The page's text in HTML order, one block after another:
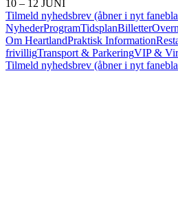
10 – 12 JUNI
Tilmeld nyhedsbrev (åbner i nyt
NyhederProgramTidsplanBilletter
Om HeartlandPraktisk Information
frivilligTransport & ParkeringVIP &
Tilmeld nyhedsbrev (åbner i nyt